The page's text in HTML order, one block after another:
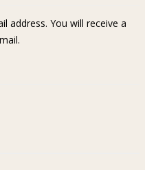
address. You will receive a